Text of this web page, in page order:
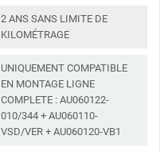
2 ANS SANS LIMITE DE
KILOMÉTRAGE
UNIQUEMENT COMPATIBLE
EN MONTAGE LIGNE
COMPLETE : AU060122-
010/344 + AU060110-
VSD/VER + AU060120-VB1